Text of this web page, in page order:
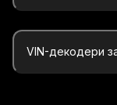
VIN-декодери